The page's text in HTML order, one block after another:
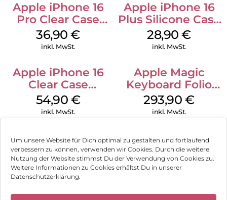
Um unsere Website für Dich optimal zu gestalten und fortlaufend
verbessern zu können, verwenden wir Cookies. Durch die weitere
Nutzung der Website stimmst Du der Verwendung von Cookies zu.
Weitere Informationen zu Cookies erhältst Du in unserer
Datenschutzerklärung.
Apple iPhone 16
Pro Clear Case
MagSafe
Transparent
36,90€
inkl. MwSt.
Apple iPhone 16
Plus Silicone Case
MagSafe Black
28,90€
inkl. MwSt.
Apple iPhone 16
Clear Case
MagSafe
Transparent
54,90 €
inkl. MwSt.
Apple Magic
Keyboard Folio
iPad 10.9″ (10.Gen.)
Weiß
293,90€
inkl. MwSt.
Impressum